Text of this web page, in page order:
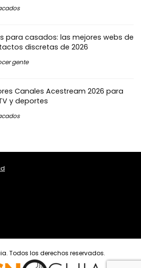
para casados: las mejores webs de
discretas de 2026
gente
Canales Acestream 2026 para
y deportes
Todos los derechos reservados.